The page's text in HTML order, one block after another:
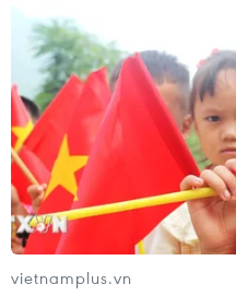
giao dịch trên sàn
01/03/2018 11:06
Công ty Lọc - Hóa dầu
triệu cổ phiếu lên giao
trị đăng ký giao dịch đạt
chiếu 22.400 đồng/cổ
vietnamplus.vn